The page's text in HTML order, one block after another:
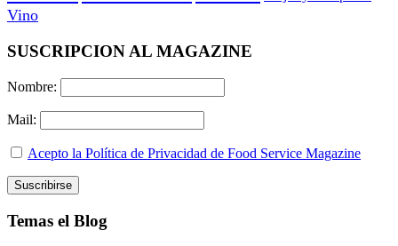
Vino
SUSCRIPCION AL MAGAZINE
Nombre:
Mail:
Acepto la Política de Privacidad de Food Service Magazine
Temas el Blog